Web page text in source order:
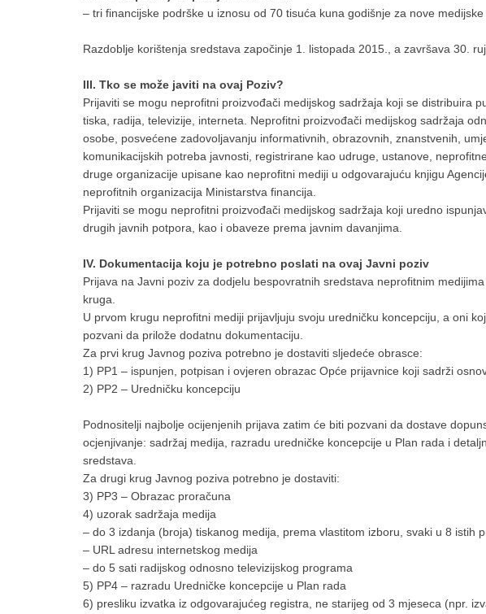
– tri financijske podrške u iznosu od 70 tisuća kuna godišnje za nove medijske
Razdoblje korištenja sredstava započinje 1. listopada 2015., a završava 30.
III. Tko se može javiti na ovaj Poziv?
Prijaviti se mogu neprofitni proizvođači medijskog sadržaja koji se distribuira
tiska, radija, televizije, interneta. Neprofitni proizvođači medijskog sadržaja
osobe, posvećene zadovoljavanju informativnih, obrazovnih, znanstvenih,
komunikacijskih potreba javnosti, registrirane kao udruge, ustanove,
druge organizacije upisane kao neprofitni mediji u odgovarajuću knjigu
neprofitnih organizacija Ministarstva financija.
Prijaviti se mogu neprofitni proizvođači medijskog sadržaja koji uredno
drugih javnih potpora, kao i obaveze prema javnim davanjima.
IV. Dokumentacija koju je potrebno poslati na ovaj Javni poziv
Prijava na Javni poziv za dodjelu bespovratnih sredstava neprofitnim
kruga.
U prvom krugu neprofitni mediji prijavljuju svoju uredničku koncepciju, a oni
pozvani da prilože dodatnu dokumentaciju.
Za prvi krug Javnog poziva potrebno je dostaviti sljedeće obrasce:
1) PP1 – ispunjen, potpisan i ovjeren obrazac Opće prijavnice koji sadrži
2) PP2 – Uredničku koncepciju
Podnositelji najbolje ocijenjenih prijava zatim će biti pozvani da dostave
ocjenjivanje: sadržaj medija, razradu uredničke koncepcije u Plan rada i
sredstava.
Za drugi krug Javnog poziva potrebno je dostaviti:
3) PP3 – Obrazac proračuna
4) uzorak sadržaja medija
– do 3 izdanja (broja) tiskanog medija, prema vlastitom izboru, svaki u 8 istih
– URL adresu internetskog medija
– do 5 sati radijskog odnosno televizijskog programa
5) PP4 – razradu Uredničke koncepcije u Plan rada
6) presliku izvatka iz odgovarajućeg registra, ne starijeg od 3 mjeseca (npr.